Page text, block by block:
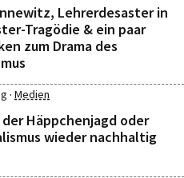
Lehrerdesaster in
Tragödie & ein paar
zum Drama des
· Medien
Häppchenjagd oder
wieder nachhaltig